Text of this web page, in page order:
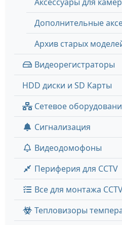
Дополнительные
Архив старых
Видеорегистраторы
HDD диски и SD Карты
Сетевое
Сигнализация
Видеодомофоны
Периферия для CCTV
Все для монтажа
Тепловизоры